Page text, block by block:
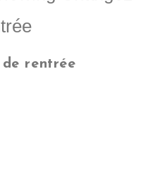
de rentrée